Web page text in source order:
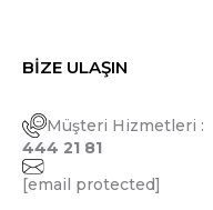
BİZE ULAŞIN
Müşteri Hizmetleri :
444 21 81
[email protected]